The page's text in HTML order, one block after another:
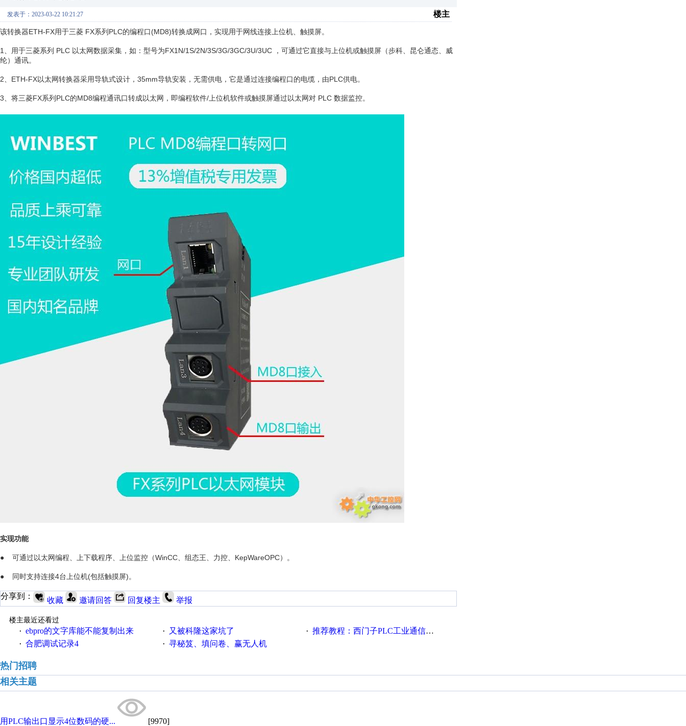
发表于：2023-03-22 10:21:27 楼主
该转换器ETH-FX用于三菱 FX系列PLC的编程口(MD8)转换成网口，实现用于网线连接上位机、触摸屏。
1、用于三菱系列 PLC 以太网数据采集，如：型号为FX1N/1S/2N/3S/3G/3GC/3U/3UC ，可通过它直接与上位机或触摸屏（步科、昆仑通态、威
纶）通讯。
2、ETH-FX以太网转换器采用导轨式设计，35mm导轨安装，无需供电，它是通过连接编程口的电缆，由PLC供电。
3、将三菱FX系列PLC的MD8编程通讯口转成以太网，即编程软件/上位机软件或触摸屏通过以太网对 PLC 数据监控。
实现功能
● 可通过以太网编程、上下载程序、上位监控（WinCC、组态王、力控、KepWareOPC）。
● 同时支持连接4台上位机(包括触摸屏)。
分享到： 收藏 邀请回答 回复楼主 举报
楼主最近还看过
· ebpro的文字库能不能复制出来 · 又被科隆这家坑了 · 推荐教程：西门子PLC工业通信完全精通教程
· 合肥调试记录4 · 寻秘笈、填问卷、赢无人机
热门招聘
相关主题
用PLC输出口显示4位数码的硬... [9970]